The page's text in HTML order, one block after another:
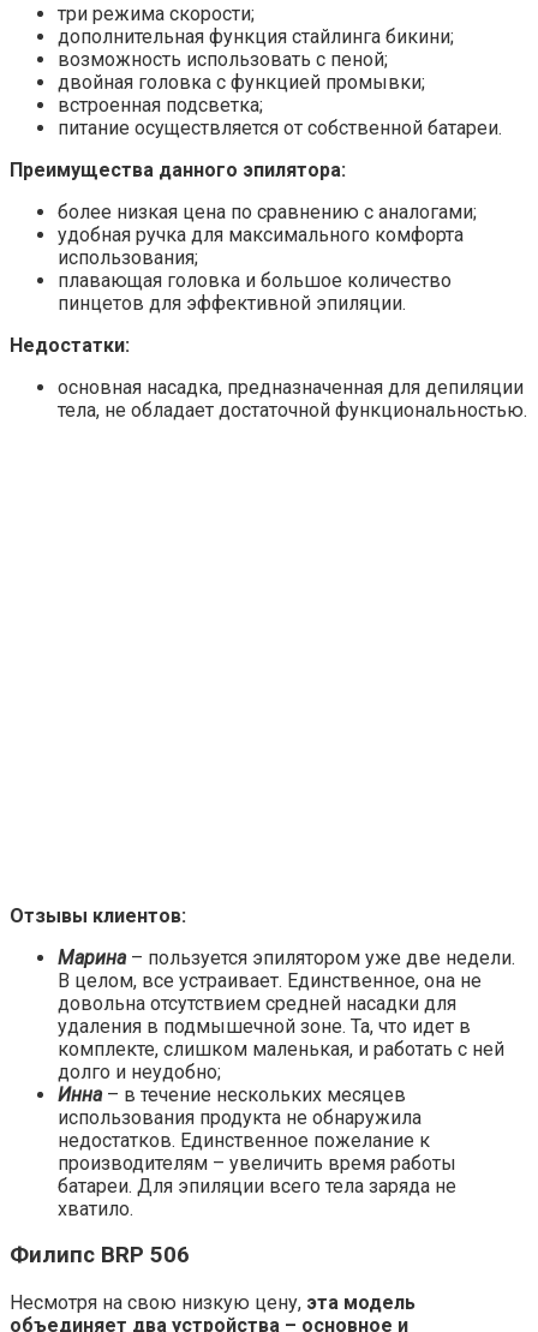
три режима скорости;
дополнительная функция стайлинга бикини;
возможность использовать с пеной;
двойная головка с функцией промывки;
встроенная подсветка;
питание осуществляется от собственной батареи.
Преимущества данного эпилятора:
более низкая цена по сравнению с аналогами;
удобная ручка для максимального комфорта
использования;
плавающая головка и большое количество
пинцетов для эффективной эпиляции.
Недостатки:
основная насадка, предназначенная для депиляции
тела, не обладает достаточной функциональностью.
Отзывы клиентов:
Марина – пользуется эпилятором уже две недели.
В целом, все устраивает. Единственное, она не
довольна отсутствием средней насадки для
удаления в подмышечной зоне. Та, что идет в
комплекте, слишком маленькая, и работать с ней
долго и неудобно;
Инна – в течение нескольких месяцев
использования продукта не обнаружила
недостатков. Единственное пожелание к
производителям – увеличить время работы
батареи. Для эпиляции всего тела заряда не
хватило.
Филипс BRP 506
Несмотря на свою низкую цену, эта модель
объединяет два устройства – основное и